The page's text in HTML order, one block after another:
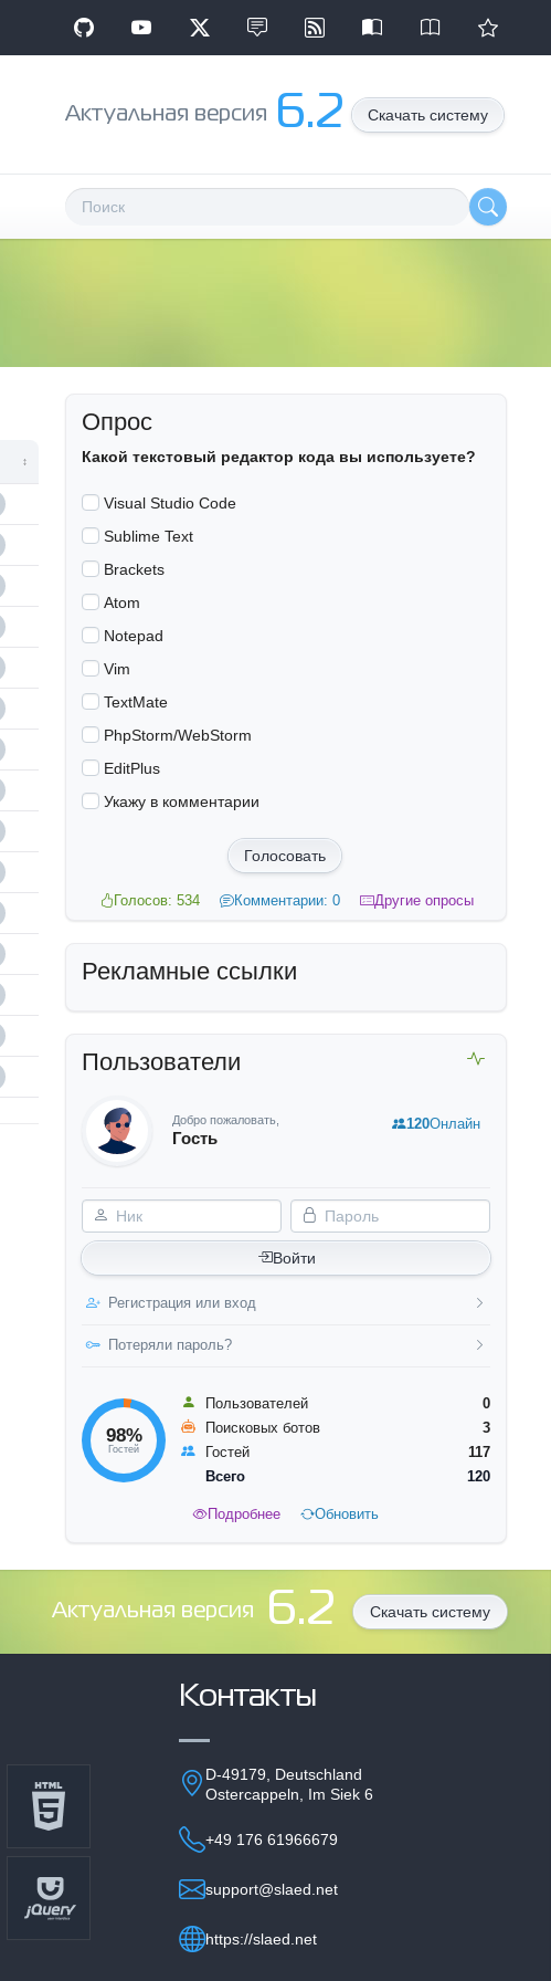
Aктуальная версия 6.2 Скачать систему
Опрос
Какой текстовый редактор кода вы используете?
Visual Studio Code
Sublime Text
Brackets
Atom
Notepad
Vim
TextMate
PhpStorm/WebStorm
EditPlus
Укажу в комментарии
Голосовать
Голосов: 534 Комментарии: 0 Другие опросы
Рекламные ссылки
Пользователи
Добро пожаловать,
Гость
Ник Пароль
Войти
Регистрация или вход
Потеряли пароль?
120Онлайн
98%
Гостей
Пользователей
0
Поисковых ботов
3
Гостей
117
Всего
120
Подробнее Обновить
Aктуальная версия 6.2 Скачать систему
Контакты
D-49179, Deutschland
Ostercappeln, Im Siek 6
+49 176 61966679
support@slaed.net
https://slaed.net